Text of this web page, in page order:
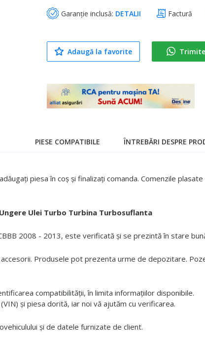
Garanție inclusă: DETALII Factură
Adaugă la favorite
piesa în coș și finalizați comanda. Comenzile
Ulei Turbo Turbina Turbosuflanta
2008 - 2013, este verificată și se prezintă în stare
Produsele pot prezenta urme de depozitare.
compatibilității, în limita informațiilor disponibile.
și piesa dorită, iar noi vă ajutăm cu verificarea.
și de datele furnizate de client.
PIESE COMPATIBILE ÎNTREBĂRI DESPRE